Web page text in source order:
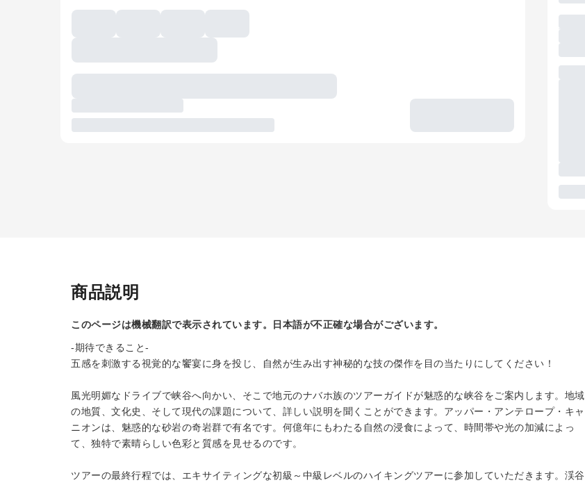
商品説明
このページは機械翻訳で表示されています。日本語が不正確な場合がございます。
-期待できること-
五感を刺激する視覚的な饗宴に身を投じ、自然が生み出す神秘的な技の傑作を目の当たりにしてください！
風光明媚なドライブで峡谷へ向かい、そこで地元のナバホ族のツアーガイドが魅惑的な峡谷をご案内します。地域
の地質、文化史、そして現代の課題について、詳しい説明を聞くことができます。アッパー・アンテロープ・キャ
ニオンは、魅惑的な砂岩の奇岩群で有名です。何億年にもわたる自然の浸食によって、時間帯や光の加減によっ
て、独特で素晴らしい色彩と質感を見せるのです。
ツアーの最終行程では、エキサイティングな初級～中級レベルのハイキングツアーに参加していただきます。渓谷